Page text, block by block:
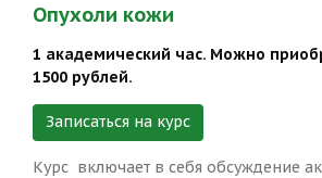
Опухоли кожи
1 академический час. Можно
1500 рублей.
Записаться на курс
Курс включает в себя обсуждение